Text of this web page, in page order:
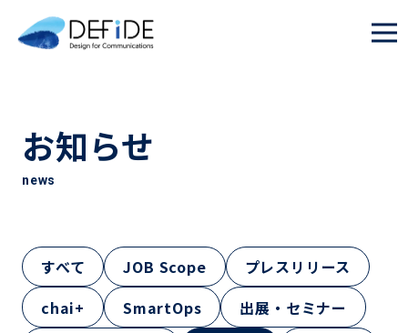
お知らせ
news
すべて JOB Scope
プレスリリース
chai+
SmartOps
出展・セミナー